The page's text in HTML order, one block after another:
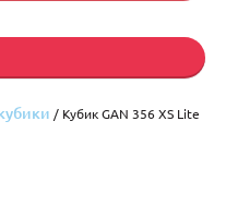
/ Кубик GAN 356 XS Lite